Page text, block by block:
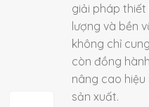
giải pháp
lượng và bền
không chỉ
còn đồng
nâng cao
sản xuất.